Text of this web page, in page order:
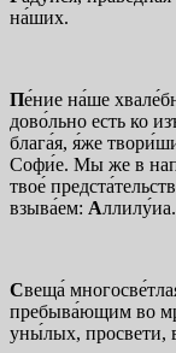
на́ших.
Пе́ние на́ше
дово́льно есть ко
блага́я, я́же
Софи́е. Мы же в
твое́
взыва́ем: Аллилу́иа.
Свеща́
пребыва́ющим во
уны́лых, просвети,